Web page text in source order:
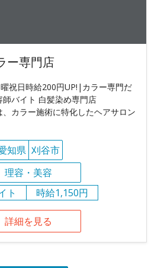
ー専門店
祝日時給200円UP!|カラー専門だ
バイト 白髪染め専門店
、カラー施術に特化したヘアサロン
知県 刈谷市
理容・美容
ト
時給1,150円
詳細を見る